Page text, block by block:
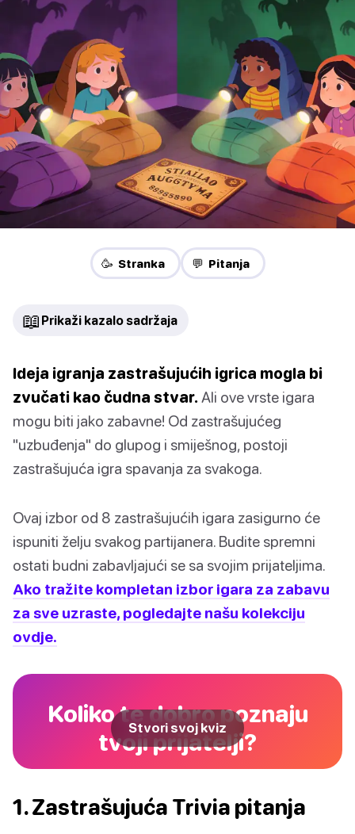
🥳 Stranka 💬 Pitanja
📖 Prikaži kazalo sadržaja
Ideja igranja zastrašujućih igrica mogla bi
zvučati kao čudna stvar. Ali ove vrste igara
mogu biti jako zabavne! Od zastrašujućeg
"uzbuđenja" do glupog i smiješnog, postoji
zastrašujuća igra spavanja za svakoga.
Ovaj izbor od 8 zastrašujućih igara zasigurno će
ispuniti želju svakog partijanera. Budite spremni
ostati budni zabavljajući se sa svojim prijateljima.
Ako tražite kompletan izbor igara za zabavu
za sve uzraste, pogledajte našu kolekciju
ovdje.
Koliko te dobro poznaju
tvoji prijatelji?
Stvori svoj kviz
1. Zastrašujuća Trivia pitanja